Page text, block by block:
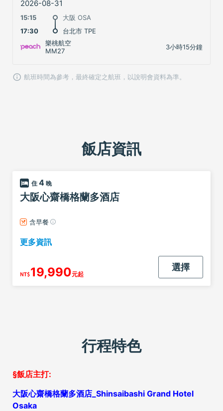
2026-08-31
15:15
大阪 OSA
17:30
台北市 TPE
樂桃航空
MM27
3小時15分鐘
航班時間為參考，最終確定之航班，以說明會資料為準。
飯店資訊
4
大阪心齋橋格蘭多酒店
含早餐
更多資訊
19,990 選擇
行程特色
§飯店主打:
大阪心齋橋格蘭多酒店_Shinsaibashi Grand Hotel
Osaka